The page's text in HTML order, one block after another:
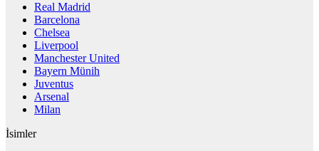
Real Madrid
Barcelona
Chelsea
Liverpool
Manchester United
Bayern Münih
Juventus
Arsenal
Milan
İsimler